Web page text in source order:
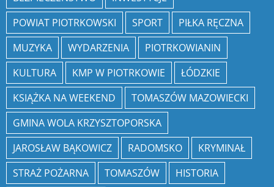
POWIAT PIOTRKOWSKI
SPORT
PIŁKA RĘCZNA
MUZYKA
WYDARZENIA
PIOTRKOWIANIN
KULTURA
KMP W PIOTRKOWIE
ŁÓDZKIE
KSIĄŻKA NA WEEKEND
TOMASZÓW MAZOWIECKI
GMINA WOLA KRZYSZTOPORSKA
JAROSŁAW BĄKOWICZ
RADOMSKO
KRYMINAŁ
STRAŻ POŻARNA
TOMASZÓW
HISTORIA